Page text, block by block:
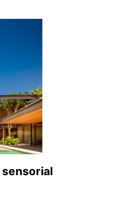
sensorial